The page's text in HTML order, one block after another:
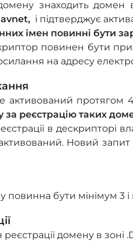
знаходить домен
і підтверджує
імен повинні бути
повинен бути
на адресу
протягом 4
за реєстрацію таких
в дескрипторі
Новий запит
повинна бути мінімум 3
домену в зоні